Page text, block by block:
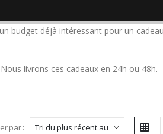
budget déjà intéressant pour un
livrons ces cadeaux en 24h ou 48h.
par :